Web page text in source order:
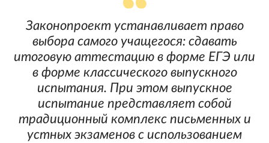
Законопроект устанавливает право
выбора самого учащегося: сдавать
итоговую аттестацию в форме ЕГЭ или
в форме классического выпускного
испытания. При этом выпускное
испытание представляет собой
традиционный комплекс письменных и
устных экзаменов с использованием